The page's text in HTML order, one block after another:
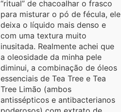
“ritual” de chacoalhar o frasco
para misturar o pó de fécula, ele
deixa o líquido mais denso e
com uma textura muito
inusitada. Realmente achei que
a oleosidade da minha pele
diminui, a combinação de óleos
essenciais de Tea Tree e Tea
Tree Limão (ambos
antissépticos e antibacterianos